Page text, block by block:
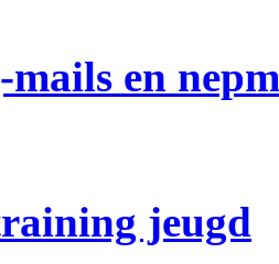
en
jeugd